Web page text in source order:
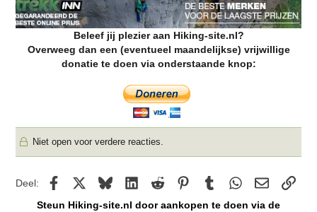
Beleef jij plezier aan Hiking-site.nl?
Overweeg dan een (eventueel maandelijkse) vrijwillige
donatie te doen via onderstaande knop:
Niet open voor verdere reacties.
Deel: Facebook BlueskyLinkedInReddit PinterestTumblr WhatsApp
E-mail
Steun Hiking-site.nl door aankopen te doen via de